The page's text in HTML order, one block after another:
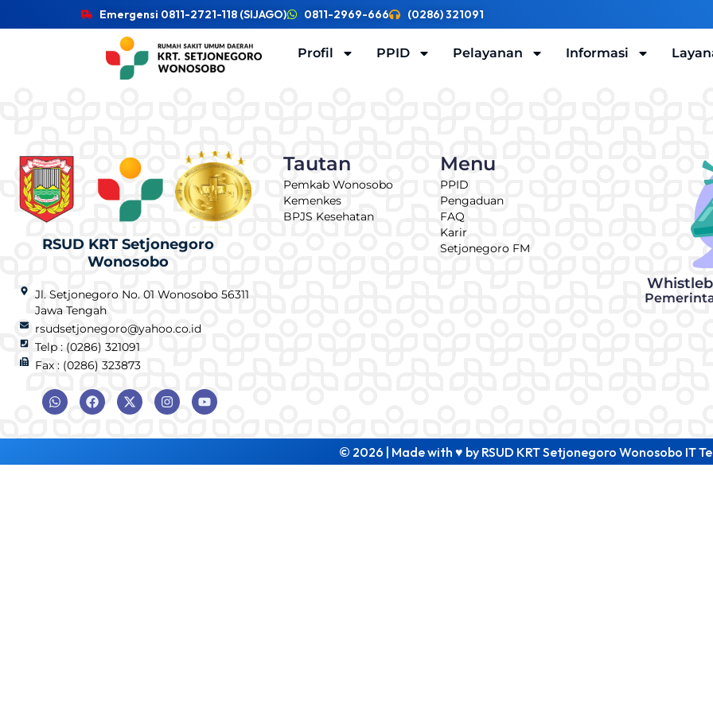
Emergensi 0811-2721-118 (SIJAGO) 0811-2969-666 (0286) 321091
Profil PPID Pelayanan Informasi
RSUD KRT Setjonegoro
Wonosobo
Jl. Setjonegoro No. 01 Wonosobo 56311
Jawa Tengah
rsudsetjonegoro@yahoo.co.id
Telp : (0286) 321091
Fax : (0286) 323873
Tautan
Pemkab Wonosobo
Kemenkes
BPJS Kesehatan
Menu
PPID
Pengaduan
FAQ
Karir
Setjonegoro FM
© 2026 | Made with ♥ by RSUD KRT Setjonegoro Wonosobo IT